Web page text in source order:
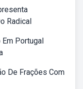
Radical
Portugal
De Frações Com